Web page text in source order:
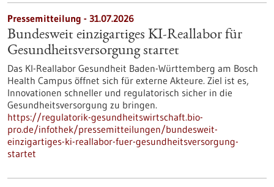
Pressemitteilung - 31.07.2026
Bundesweit einzigartiges KI-Reallabor für
Gesundheits­versorgung startet
Das KI-Reallabor Gesundheit Baden-Württemberg am Bosch
Health Campus öffnet sich für externe Akteure. Ziel ist es,
Innovationen schneller und regulatorisch sicher in die
Gesundheitsversorgung zu bringen.
https://regulatorik-gesundheitswirtschaft.bio-
pro.de/infothek/pressemitteilungen/bundesweit-
einzigartiges-ki-reallabor-fuer-gesundheitsversorgung-
startet